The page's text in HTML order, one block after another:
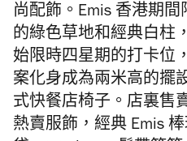
尚配飾。Emis 香港期
的綠色草地和經典白柱
始限時四星期的打卡位
案化身成為兩米高的擺
式快餐店椅子。店裏售
熱賣服飾，經典 Emis